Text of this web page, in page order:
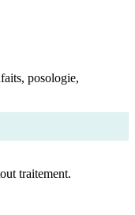
posologie,
traitement.